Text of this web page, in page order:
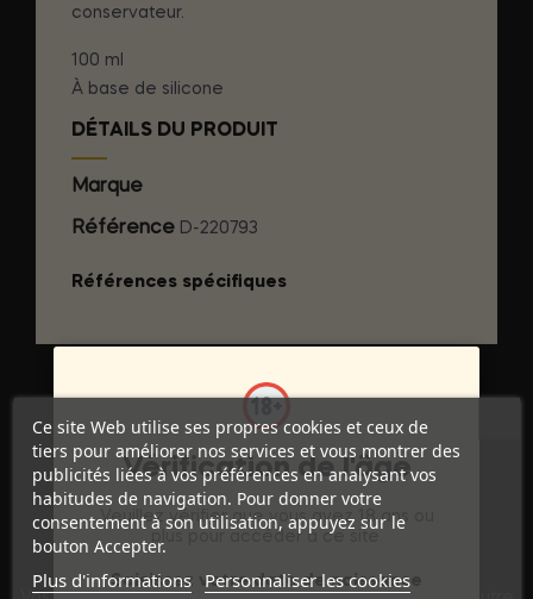
conservateur.
100 ml
À base de silicone
DÉTAILS DU PRODUIT
Marque
Référence D-220793
Références spécifiques
Ce site Web utilise ses propres cookies et ceux de
tiers pour améliorer nos services et vous montrer des
publicités liées à vos préférences en analysant vos
habitudes de navigation. Pour donner votre
consentement à son utilisation, appuyez sur le
bouton Accepter.
Plus d'informations Personnaliser les cookies
Vérification de l'âge
Veuillez vérifier que vous avez 18 ans ou
plus pour accéder à ce site.
Saisissez votre date de naissance